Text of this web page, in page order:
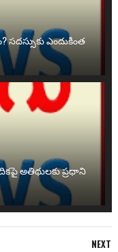
సదస్సుకు ఎందుకింత
అతిథులకు ప్రధాని
NEXT